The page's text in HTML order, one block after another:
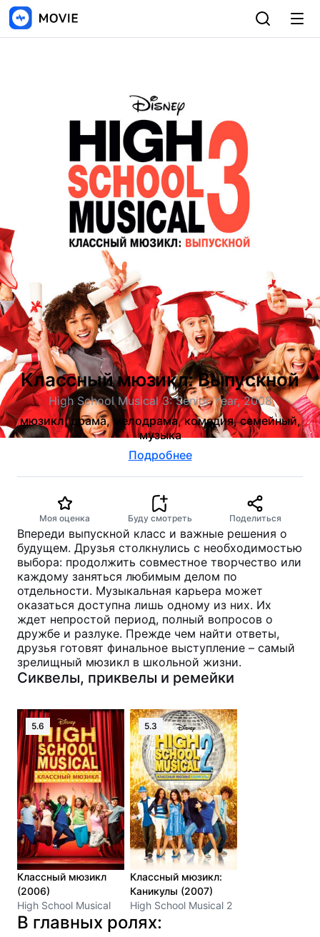
Классный мюзикл: Выпускной
High School Musical 3: Senior Year, 2008
мюзикл, драма, мелодрама, комедия, семейный,
музыка
Подробнее
Моя оценка Буду смотреть Поделиться
Впереди выпускной класс и важные решения о
будущем. Друзья столкнулись с необходимостью
выбора: продолжить совместное творчество или
каждому заняться любимым делом по
отдельности. Музыкальная карьера может
оказаться доступна лишь одному из них. Их
ждет непростой период, полный вопросов о
дружбе и разлуке. Прежде чем найти ответы,
друзья готовят финальное выступление – самый
зрелищный мюзикл в школьной жизни.
Сиквелы, приквелы и ремейки
5.6
Классный мюзикл
(2006)
High School Musical
5.3
Классный мюзикл:
Каникулы (2007)
High School Musical 2
В главных ролях: